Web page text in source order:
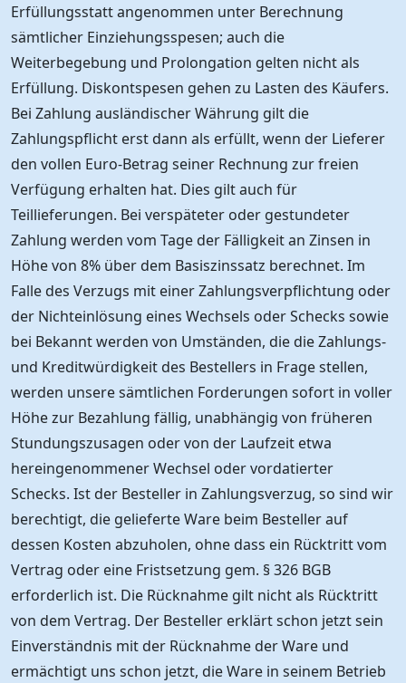
Erfüllungsstatt angenommen unter Berechnung
sämtlicher Einziehungsspesen; auch die
Weiterbegebung und Prolongation gelten nicht als
Erfüllung. Diskontspesen gehen zu Lasten des Käufers.
Bei Zahlung ausländischer Währung gilt die
Zahlungspflicht erst dann als erfüllt, wenn der Lieferer
den vollen Euro-Betrag seiner Rechnung zur freien
Verfügung erhalten hat. Dies gilt auch für
Teillieferungen. Bei verspäteter oder gestundeter
Zahlung werden vom Tage der Fälligkeit an Zinsen in
Höhe von 8% über dem Basiszinssatz berechnet. Im
Falle des Verzugs mit einer Zahlungsverpflichtung oder
der Nichteinlösung eines Wechsels oder Schecks sowie
bei Bekannt werden von Umständen, die die Zahlungs-
und Kreditwürdigkeit des Bestellers in Frage stellen,
werden unsere sämtlichen Forderungen sofort in voller
Höhe zur Bezahlung fällig, unabhängig von früheren
Stundungszusagen oder von der Laufzeit etwa
hereingenommener Wechsel oder vordatierter
Schecks. Ist der Besteller in Zahlungsverzug, so sind wir
berechtigt, die gelieferte Ware beim Besteller auf
dessen Kosten abzuholen, ohne dass ein Rücktritt vom
Vertrag oder eine Fristsetzung gem. § 326 BGB
erforderlich ist. Die Rücknahme gilt nicht als Rücktritt
von dem Vertrag. Der Besteller erklärt schon jetzt sein
Einverständnis mit der Rücknahme der Ware und
ermächtigt uns schon jetzt, die Ware in seinem Betrieb